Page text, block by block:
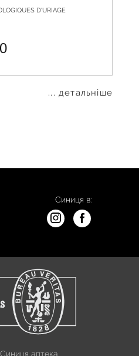
D'URIAGE
... детальніше
Синиця в:
Синиця аптека